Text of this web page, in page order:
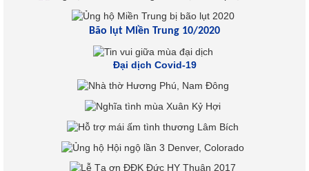
Bão lụt Miền Trung 10/2020
Đại dịch Covid-19